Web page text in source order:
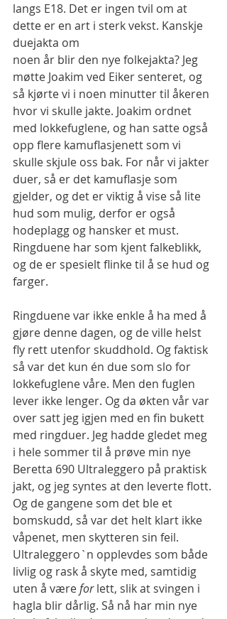
langs E18. Det er ingen tvil om at
dette er en art i sterk vekst. Kanskje
duejakta om
noen år blir den nye folkejakta? Jeg
møtte Joakim ved Eiker senteret, og
så kjørte vi i noen minutter til åkeren
hvor vi skulle jakte. Joakim ordnet
med lokkefuglene, og han satte også
opp flere kamuflasjenett som vi
skulle skjule oss bak. For når vi jakter
duer, så er det kamuflasje som
gjelder, og det er viktig å vise så lite
hud som mulig, derfor er også
hodeplagg og hansker et must.
Ringduene har som kjent falkeblikk,
og de er spesielt flinke til å se hud og
farger.
Ringduene var ikke enkle å ha med å
gjøre denne dagen, og de ville helst
fly rett utenfor skuddhold. Og faktisk
så var det kun én due som slo for
lokkefuglene våre. Men den fuglen
lever ikke lenger. Og da økten vår var
over satt jeg igjen med en fin bukett
med ringduer. Jeg hadde gledet meg
i hele sommer til å prøve min nye
Beretta 690 Ultraleggero på praktisk
jakt, og jeg syntes at den leverte flott.
Og de gangene som det ble et
bomskudd, så var det helt klart ikke
våpenet, men skytteren sin feil.
Ultraleggero`n opplevdes som både
livlig og rask å skyte med, samtidig
uten å være for lett, slik at svingen i
hagla blir dårlig. Så nå har min nye